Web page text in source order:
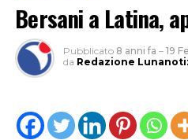
Bersani a Latina,
Pubblicato 8 anni fa – 19
da Redazione